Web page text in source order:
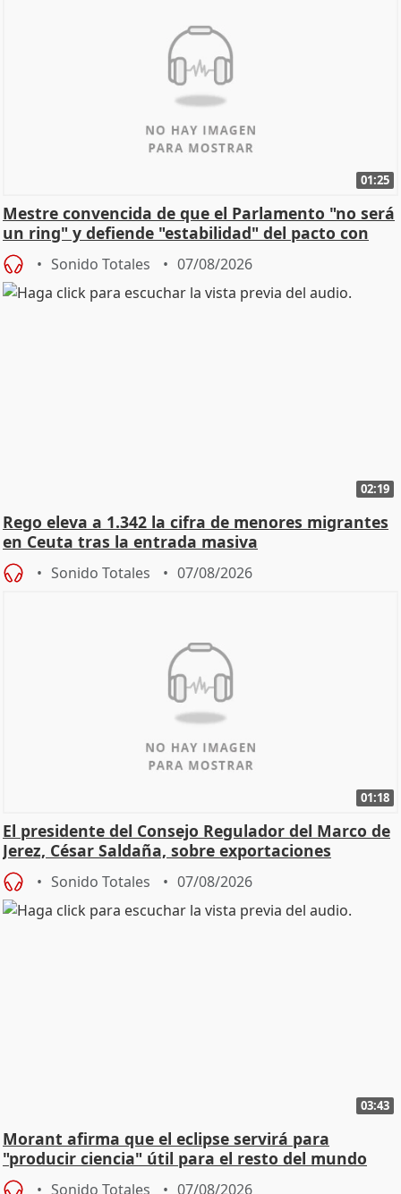
01:25
Mestre convencida de que el Parlamento "no será
un ring" y defiende "estabilidad" del pacto con
Vox
Sonido Totales 07/08/2026
02:19
Rego eleva a 1.342 la cifra de menores migrantes
en Ceuta tras la entrada masiva
Sonido Totales 07/08/2026
01:18
El presidente del Consejo Regulador del Marco de
Jerez, César Saldaña, sobre exportaciones
Sonido Totales 07/08/2026
03:43
Morant afirma que el eclipse servirá para
"producir ciencia" útil para el resto del mundo
Sonido Totales 07/08/2026